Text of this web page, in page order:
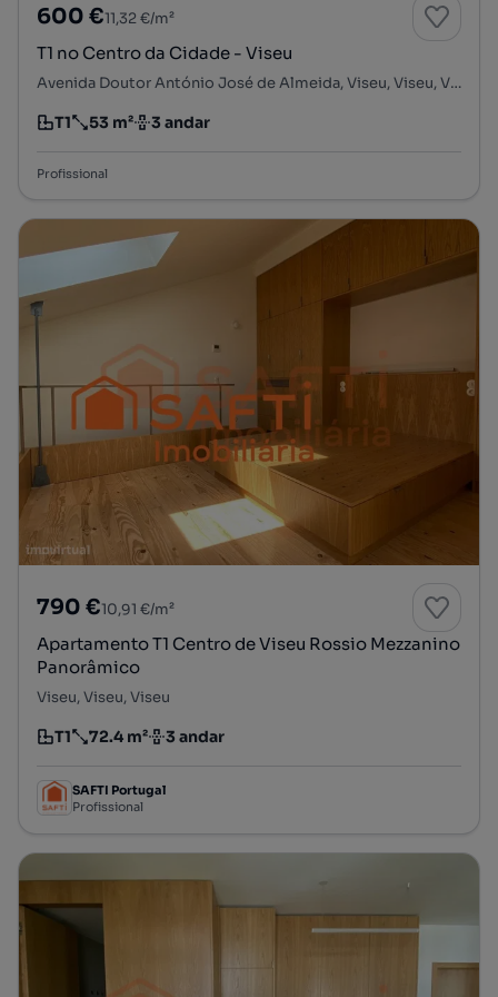
600 €11,32 €/m²
T1 no Centro da Cidade - Viseu
Avenida Doutor António José de Almeida, Viseu, Viseu, Viseu
Tipologia
T1
Preço por metro quadrado
53 m²
Andar 3 andar
Profissional
790 €10,91 €/m²
Apartamento T1 Centro de Viseu Rossio Mezzanino
Panorâmico
Viseu, Viseu, Viseu
Tipologia
T1
Preço por metro quadrado
72.4 m²
Andar 3 andar
SAFTI Portugal
Profissional